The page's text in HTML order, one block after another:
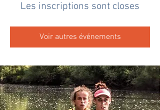
Les inscriptions sont closes
Voir autres événements